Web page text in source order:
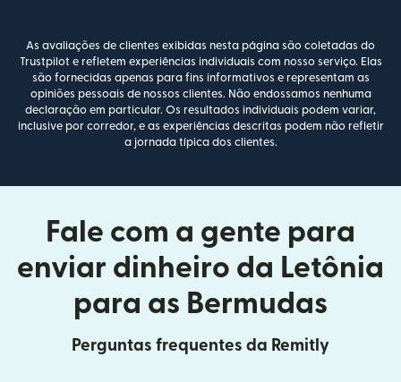
As avaliações de clientes exibidas nesta página são coletadas do
Trustpilot e refletem experiências individuais com nosso serviço. Elas
são fornecidas apenas para fins informativos e representam as
opiniões pessoais de nossos clientes. Não endossamos nenhuma
declaração em particular. Os resultados individuais podem variar,
inclusive por corredor, e as experiências descritas podem não refletir
a jornada típica dos clientes.
Fale com a gente para
enviar dinheiro da Letônia
para as Bermudas
Perguntas frequentes da Remitly